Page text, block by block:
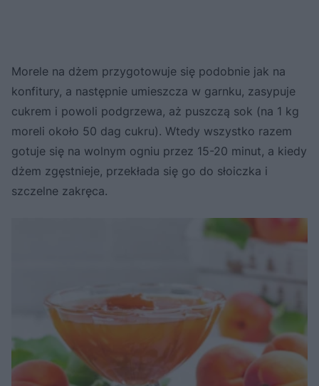
Morele na dżem przygotowuje się podobnie jak na
konfitury, a następnie umieszcza w garnku, zasypuje
cukrem i powoli podgrzewa, aż puszczą sok (na 1 kg
moreli około 50 dag cukru). Wtedy wszystko razem
gotuje się na wolnym ogniu przez 15-20 minut, a kiedy
dżem zgęstnieje, przekłada się go do słoiczka i
szczelne zakręca.